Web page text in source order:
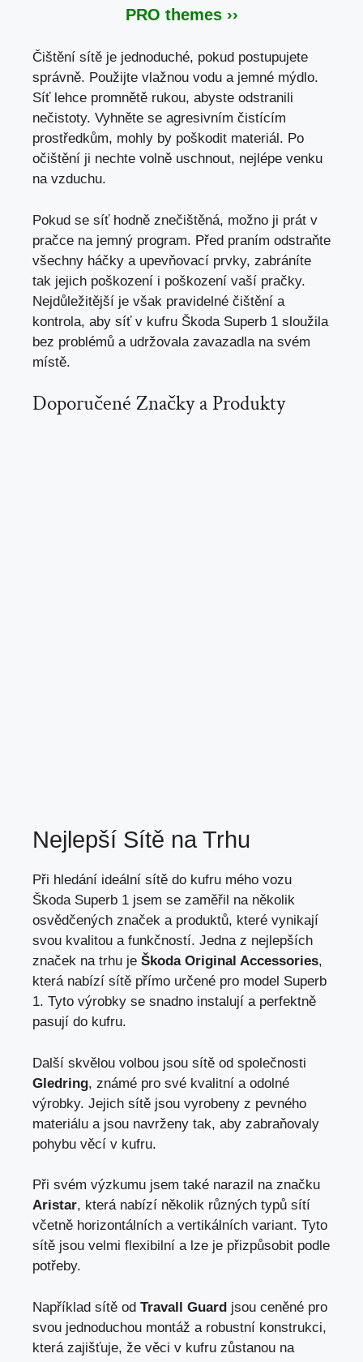
PRO themes ››
Čištění sítě je jednoduché, pokud postupujete
správně. Použijte vlažnou vodu a jemné mýdlo.
Síť lehce promnětě rukou, abyste odstranili
nečistoty. Vyhněte se agresivním čistícím
prostředkům, mohly by poškodit materiál. Po
očištění ji nechte volně uschnout, nejlépe venku
na vzduchu.
Pokud se síť hodně znečištěná, možno ji prát v
pračce na jemný program. Před praním odstraňte
všechny háčky a upevňovací prvky, zabráníte
tak jejich poškození i poškození vaší pračky.
Nejdůležitější je však pravidelné čištění a
kontrola, aby síť v kufru Škoda Superb 1 sloužila
bez problémů a udržovala zavazadla na svém
místě.
Doporučené Značky a Produkty
Nejlepší Sítě na Trhu
Při hledání ideální sítě do kufru mého vozu
Škoda Superb 1 jsem se zaměřil na několik
osvědčených značek a produktů, které vynikají
svou kvalitou a funkčností. Jedna z nejlepších
značek na trhu je Škoda Original Accessories,
která nabízí sítě přímo určené pro model Superb
1. Tyto výrobky se snadno instalují a perfektně
pasují do kufru.
Další skvělou volbou jsou sítě od společnosti
Gledring, známé pro své kvalitní a odolné
výrobky. Jejich sítě jsou vyrobeny z pevného
materiálu a jsou navrženy tak, aby zabraňovaly
pohybu věcí v kufru.
Při svém výzkumu jsem také narazil na značku
Aristar, která nabízí několik různých typů sítí
včetně horizontálních a vertikálních variant. Tyto
sítě jsou velmi flexibilní a lze je přizpůsobit podle
potřeby.
Například sítě od Travall Guard jsou ceněné pro
svou jednoduchou montáž a robustní konstrukci,
která zajišťuje, že věci v kufru zůstanou na